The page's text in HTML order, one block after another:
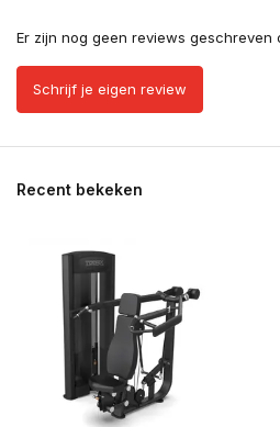
Er zijn nog geen reviews geschreven
Schrijf je eigen review
Recent bekeken